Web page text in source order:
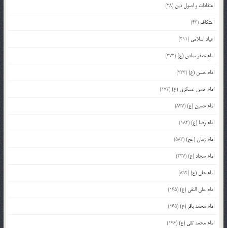
اعتقادات و اصول دین (28)
اعتکاف (43)
اعیاد اسلامی (211)
امام جعفر صادق (ع)(372)
امام حسن (ع)(233)
امام حسن عسکری (ع)(172)
امام حسین (ع)(847)
امام رضا (ع)(182)
امام زمان (عج)(583)
امام سجاد (ع)(227)
امام علی (ع)(894)
امام علی النقی (ع)(165)
امام محمد باقر (ع)(165)
امام محمد تقی (ع)(146)